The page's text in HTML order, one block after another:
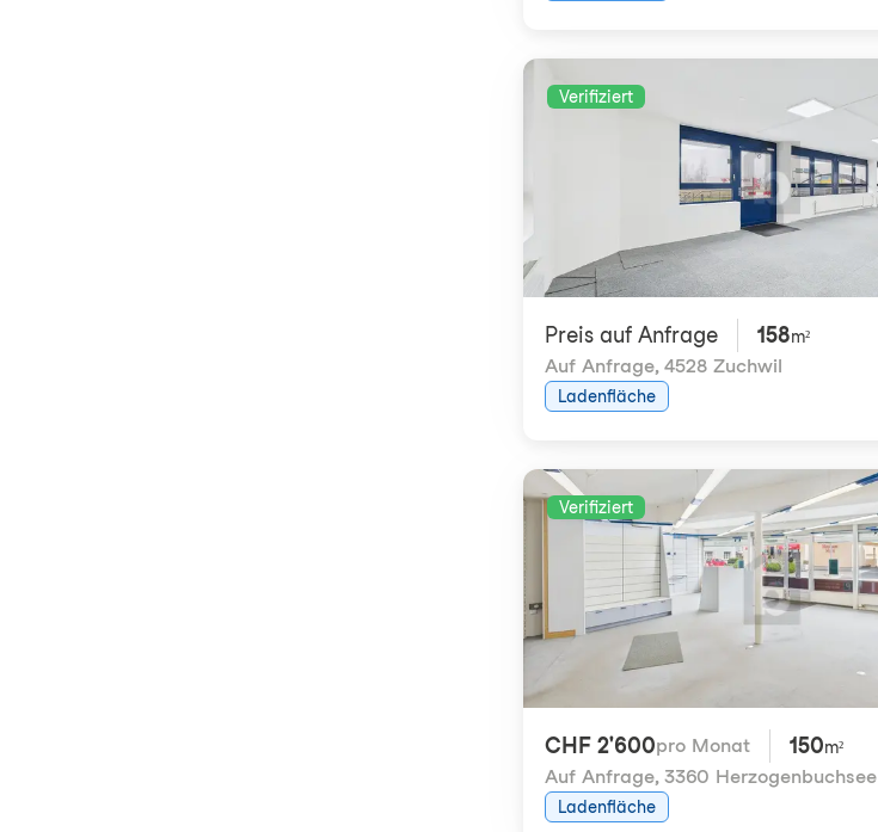
Verifiziert
Preis auf Anfrage 158m²
Auf Anfrage, 4528 Zuchwil
Ladenfläche
Verifiziert
CHF 2'600pro Monat 150m²
Auf Anfrage, 3360 Herzogenbuchsee
Ladenfläche